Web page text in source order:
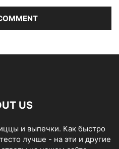
US
и выпечки. Как быстро
лучше - на эти и другие